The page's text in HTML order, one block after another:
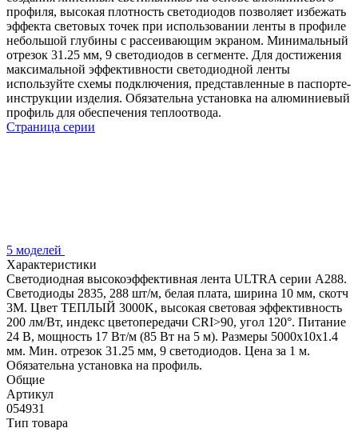
профиля, высокая плотность светодиодов позволяет избежать
эффекта световых точек при использовании ленты в профиле
небольшой глубины с рассеивающим экраном. Минимальный
отрезок 31.25 мм, 9 светодиодов в сегменте. Для достижения
максимальной эффективности светодиодной ленты
используйте схемы подключения, представленные в паспорте-
инструкции изделия. Обязательна установка на алюминиевый
профиль для обеспечения теплоотвода.
Страница серии
5 моделей
Характеристики
Светодиодная высокоэффективная лента ULTRA серии A288.
Светодиоды 2835, 288 шт/м, белая плата, ширина 10 мм, скотч
3M. Цвет ТЕПЛЫЙ 3000K, высокая световая эффективность
200 лм/Вт, индекс цветопередачи CRI>90, угол 120°. Питание
24 В, мощность 17 Вт/м (85 Вт на 5 м). Размеры 5000x10x1.4
мм. Мин. отрезок 31.25 мм, 9 светодиодов. Цена за 1 м.
Обязательна установка на профиль.
Общие
Артикул
054931
Тип товара